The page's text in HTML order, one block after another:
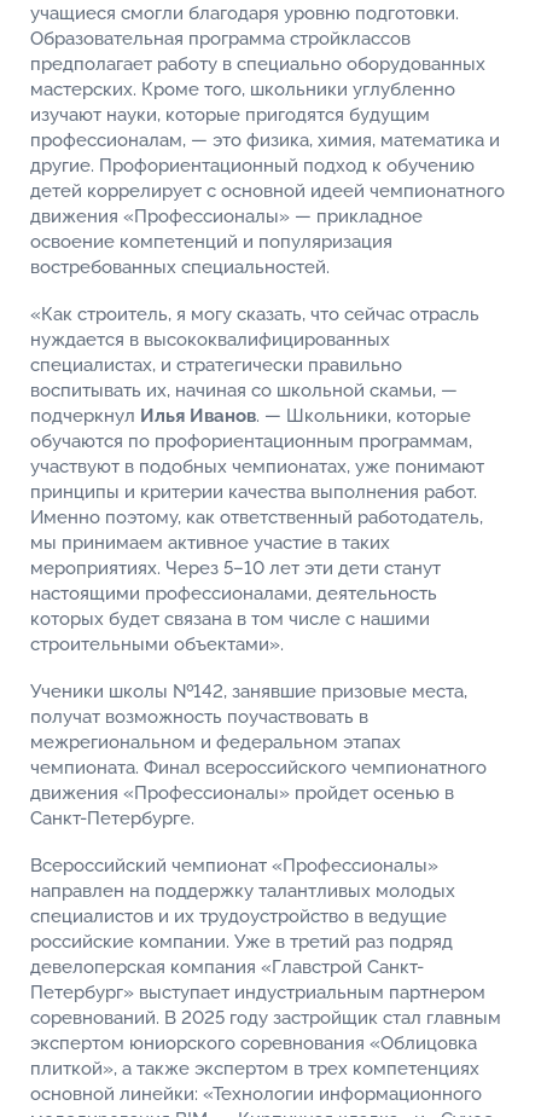
учащиеся смогли благодаря уровню подготовки.
Образовательная программа стройклассов
предполагает работу в специально оборудованных
мастерских. Кроме того, школьники углубленно
изучают науки, которые пригодятся будущим
профессионалам, — это физика, химия, математика и
другие. Профориентационный подход к обучению
детей коррелирует с основной идеей чемпионатного
движения «Профессионалы» — прикладное
освоение компетенций и популяризация
востребованных специальностей.
«Как строитель, я могу сказать, что сейчас отрасль
нуждается в высококвалифицированных
специалистах, и стратегически правильно
воспитывать их, начиная со школьной скамьи, —
подчеркнул Илья Иванов. — Школьники, которые
обучаются по профориентационным программам,
участвуют в подобных чемпионатах, уже понимают
принципы и критерии качества выполнения работ.
Именно поэтому, как ответственный работодатель,
мы принимаем активное участие в таких
мероприятиях. Через 5–10 лет эти дети станут
настоящими профессионалами, деятельность
которых будет связана в том числе с нашими
строительными объектами».
Ученики школы №142, занявшие призовые места,
получат возможность поучаствовать в
межрегиональном и федеральном этапах
чемпионата. Финал всероссийского чемпионатного
движения «Профессионалы» пройдет осенью в
Санкт-Петербурге.
Всероссийский чемпионат «Профессионалы»
направлен на поддержку талантливых молодых
специалистов и их трудоустройство в ведущие
российские компании. Уже в третий раз подряд
девелоперская компания «Главстрой Санкт-
Петербург» выступает индустриальным партнером
соревнований. В 2025 году застройщик стал главным
экспертом юниорского соревнования «Облицовка
плиткой», а также экспертом в трех компетенциях
основной линейки: «Технологии информационного